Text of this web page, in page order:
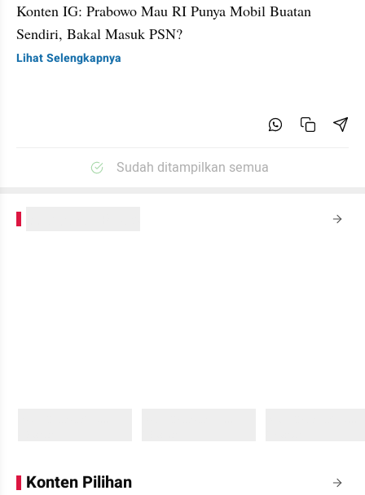
Konten IG: Prabowo Mau RI Punya Mobil Buatan
Sendiri, Bakal Masuk PSN?
Lihat Selengkapnya
Sudah ditampilkan semua
Konten Pilihan